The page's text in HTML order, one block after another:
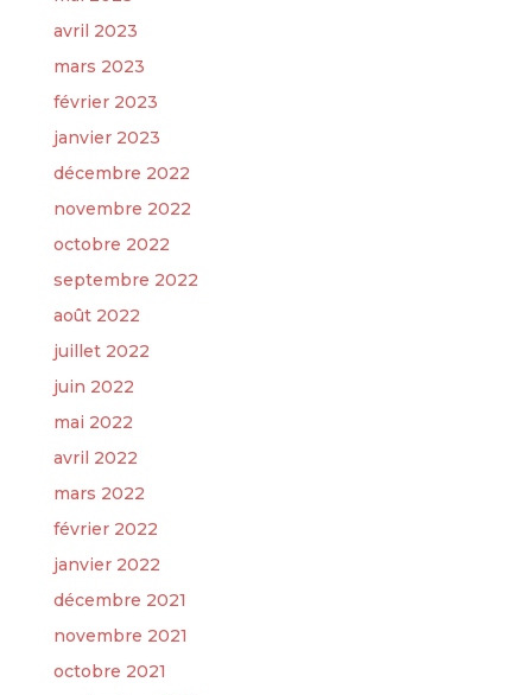
avril 2023
mars 2023
février 2023
janvier 2023
décembre 2022
novembre 2022
octobre 2022
septembre 2022
août 2022
juillet 2022
juin 2022
mai 2022
avril 2022
mars 2022
février 2022
janvier 2022
décembre 2021
novembre 2021
octobre 2021